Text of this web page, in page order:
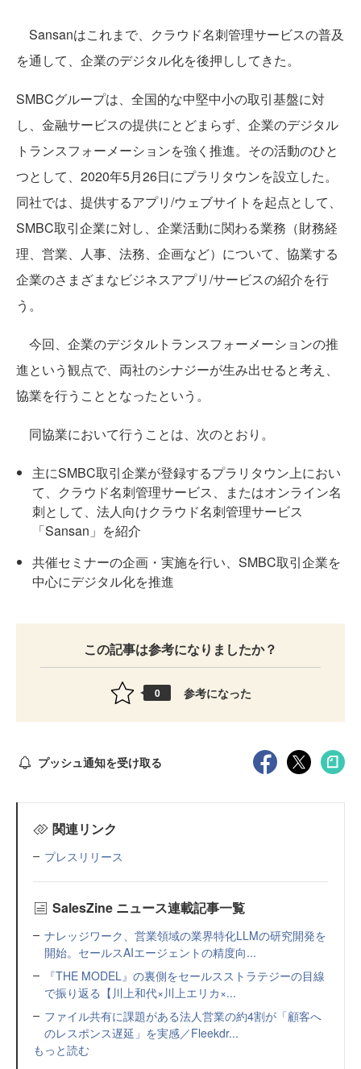
Sansanはこれまで、クラウド名刺管理サービスの普及
を通して、企業のデジタル化を後押ししてきた。
SMBCグループは、全国的な中堅中小の取引基盤に対
し、金融サービスの提供にとどまらず、企業のデジタル
トランスフォーメーションを強く推進。その活動のひと
つとして、2020年5月26日にプラリタウンを設立した。
同社では、提供するアプリ/ウェブサイトを起点として、
SMBC取引企業に対し、企業活動に関わる業務（財務経
理、営業、人事、法務、企画など）について、協業する
企業のさまざまなビジネスアプリ/サービスの紹介を行
う。
今回、企業のデジタルトランスフォーメーションの推
進という観点で、両社のシナジーが生み出せると考え、
協業を行うこととなったという。
同協業において行うことは、次のとおり。
主にSMBC取引企業が登録するプラリタウン上におい
て、クラウド名刺管理サービス、またはオンライン名
刺として、法人向けクラウド名刺管理サービス
「Sansan」を紹介
共催セミナーの企画・実施を行い、SMBC取引企業を
中心にデジタル化を推進
この記事は参考になりましたか？
0 参考になった
プッシュ通知を受け取る
関連リンク
プレスリリース
SalesZine ニュース連載記事一覧
ナレッジワーク、営業領域の業界特化LLMの研究開発を
開始。セールスAIエージェントの精度向...
『THE MODEL』の裏側をセールスストラテジーの目線
で振り返る【川上和代×川上エリカ×...
ファイル共有に課題がある法人営業の約4割が「顧客へ
のレスポンス遅延」を実感／Fleekdr...
もっと読む